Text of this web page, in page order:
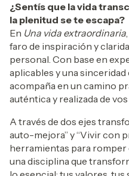
¿Sentís que la vida
la plenitud se te escapa?
En Una vida extraordinaria
faro de inspiración y
personal. Con base en
aplicables y una
acompaña en un camino
auténtica y realizada de
A través de dos ejes
auto-mejora” y “Vivir con
herramientas para
una disciplina que